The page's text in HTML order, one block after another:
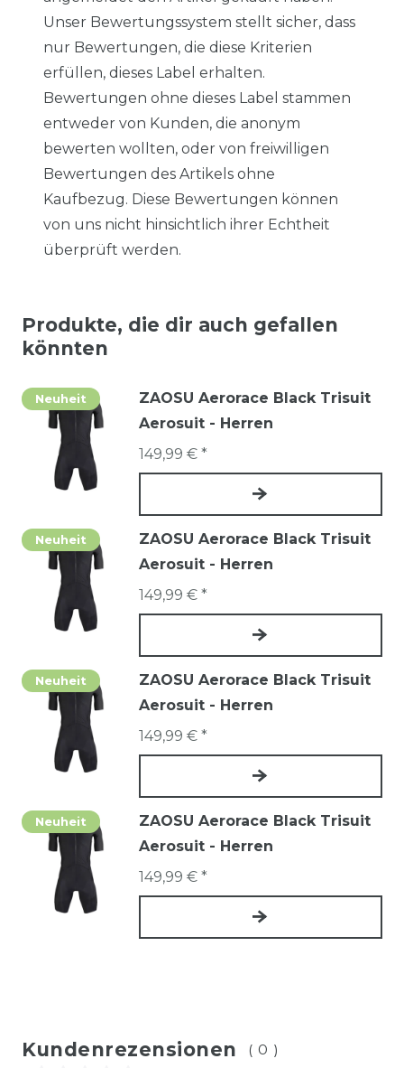
Unser Bewertungssystem stellt sicher, dass
nur Bewertungen, die diese Kriterien
erfüllen, dieses Label erhalten.
Bewertungen ohne dieses Label stammen
entweder von Kunden, die anonym
bewerten wollten, oder von freiwilligen
Bewertungen des Artikels ohne
Kaufbezug. Diese Bewertungen können
von uns nicht hinsichtlich ihrer Echtheit
überprüft werden.
Produkte, die dir auch gefallen
könnten
Neuheit
ZAOSU Aerorace Black Trisuit
Aerosuit - Herren
149,99 € *
Neuheit
ZAOSU Aerorace Black Trisuit
Aerosuit - Herren
149,99 € *
Neuheit
ZAOSU Aerorace Black Trisuit
Aerosuit - Herren
149,99 € *
Neuheit
ZAOSU Aerorace Black Trisuit
Aerosuit - Herren
149,99 € *
Kundenrezensionen (0)